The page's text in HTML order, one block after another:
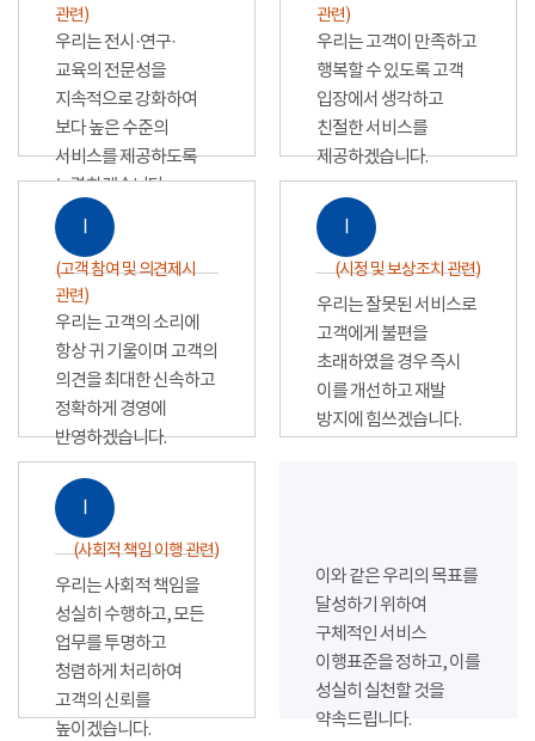
관련)
우리는 전시·연구·
교육의 전문성을
지속적으로 강화하여
보다 높은 수준의
서비스를 제공하도록
노력하겠습니다.
관련)
우리는 고객이 만족하고
행복할 수 있도록 고객
입장에서 생각하고
친절한 서비스를
제공하겠습니다.
Ⅰ
(고객 참여 및 의견제시
관련)
우리는 고객의 소리에
항상 귀 기울이며 고객의
의견을 최대한 신속하고
정확하게 경영에
반영하겠습니다.
Ⅰ
(시정 및 보상조치 관련)
우리는 잘못된 서비스로
고객에게 불편을
초래하였을 경우 즉시
이를 개선하고 재발
방지에 힘쓰겠습니다.
Ⅰ
(사회적 책임 이행 관련)
우리는 사회적 책임을
성실히 수행하고, 모든
업무를 투명하고
청렴하게 처리하여
고객의 신뢰를
높이겠습니다.
이와 같은 우리의 목표를
달성하기 위하여
구체적인 서비스
이행표준을 정하고, 이를
성실히 실천할 것을
약속드립니다.